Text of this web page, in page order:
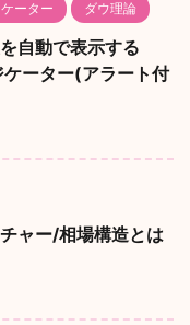
ーター ダウ理論
自動で表示する
ーター(アラート付
ャー/相場構造とは